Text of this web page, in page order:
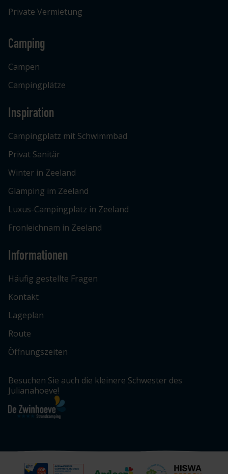
Private Vermietung
Camping
Campen
Campingplätze
Inspiration
Campingplatz mit Schwimmbad
Privat Sanitär
Winter in Zeeland
Glamping im Zeeland
Luxus-Campingplatz in Zeeland
Fronleichnam in Zeeland
Informationen
Häufig gestellte Fragen
Kontakt
Lageplan
Route
Öffnungszeiten
Besuchen Sie auch die kleinere Schwester des
Julianahoeve!